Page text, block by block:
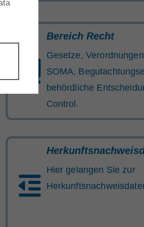
Bereich Recht
Gesetze,
SOMA,
behördliche
Control.
Hier gelangen Sie zur